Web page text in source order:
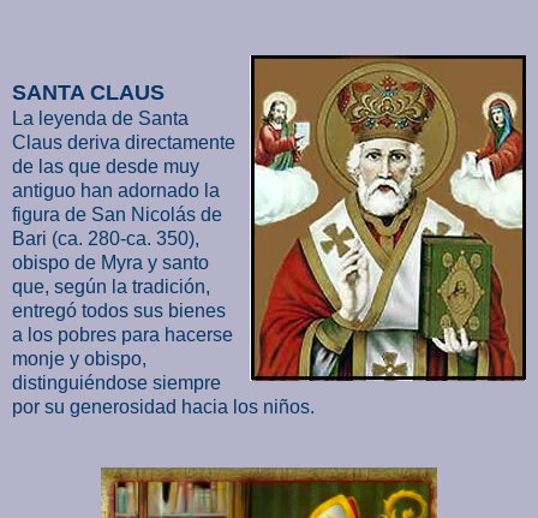
SANTA CLAUS
La leyenda de Santa
Claus deriva directamente
de las que desde muy
antiguo han adornado la
figura de San Nicolás de
Bari (ca. 280-ca. 350),
obispo de Myra y santo
que, según la tradición,
entregó todos sus bienes
a los pobres para hacerse
monje y obispo,
distinguiéndose siempre
por su generosidad hacia los niños.